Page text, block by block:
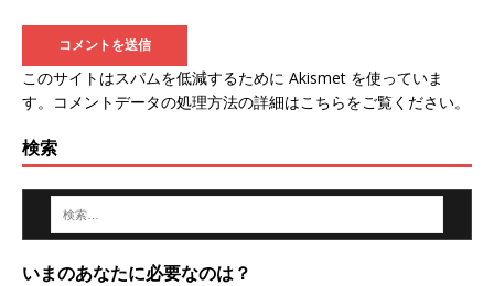
このサイトはスパムを低減するために Akismet を使っていま
す。
コメントデータの処理方法の詳細はこちらをご覧ください。
検索
いまのあなたに必要なのは？